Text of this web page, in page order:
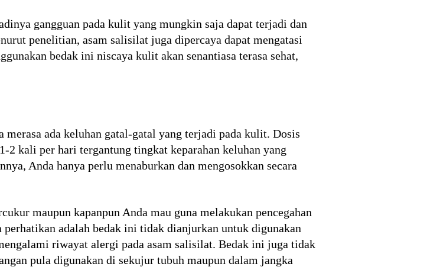
gangguan pada kulit yang mungkin saja dapat terjadi dan
penelitian, asam salisilat juga dipercaya dapat mengatasi
bedak ini niscaya kulit akan senantiasa terasa sehat,
ada keluhan gatal-gatal yang terjadi pada kulit. Dosis
2 kali per hari tergantung tingkat keparahan keluhan yang
Anda hanya perlu menaburkan dan mengosokkan secara
maupun kapanpun Anda mau guna melakukan pencegahan
adalah bedak ini tidak dianjurkan untuk digunakan
riwayat alergi pada asam salisilat. Bedak ini juga tidak
pula digunakan di sekujur tubuh maupun dalam jangka